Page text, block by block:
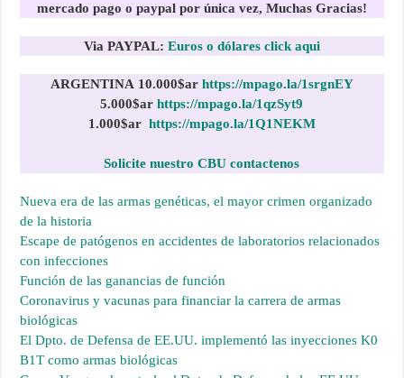
mercado pago o paypal por única vez, Muchas Gracias!
Via PAYPAL: Euros o dólares click aqui
ARGENTINA 10.000$ar https://mpago.la/1srgnEY
5.000$arhttps://mpago.la/1qzSyt9
1.000$ar https://mpago.la/1Q1NEKM
Solicite nuestro CBU contactenos
Nueva era de las armas genéticas, el mayor crimen organizado
de la historia
Escape de patógenos en accidentes de laboratorios relacionados
con infecciones
Función de las ganancias de función
Coronavirus y vacunas para financiar la carrera de armas
biológicas
El Dpto. de Defensa de EE.UU. implementó las inyecciones K0
B1T como armas biológicas